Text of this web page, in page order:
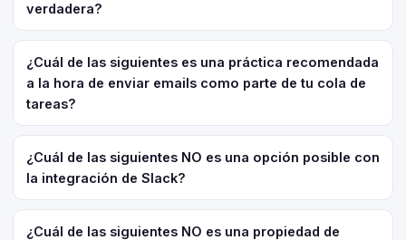
verdadera?
¿Cuál de las siguientes es una práctica recomendada
a la hora de enviar emails como parte de tu cola de
tareas?
¿Cuál de las siguientes NO es una opción posible con
la integración de Slack?
¿Cuál de las siguientes NO es una propiedad de